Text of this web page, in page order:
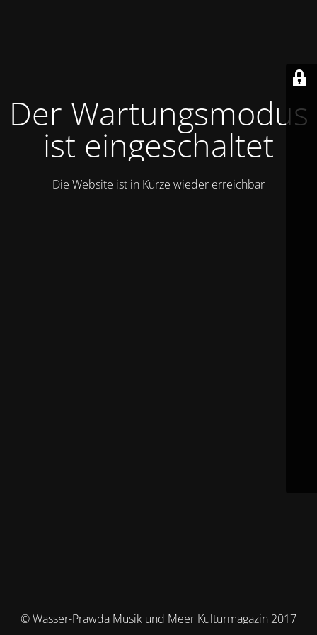
Der Wartungsmodus
ist eingeschaltet
Die Website ist in Kürze wieder erreichbar
© Wasser-Prawda Musik und Meer Kulturmagazin 2017